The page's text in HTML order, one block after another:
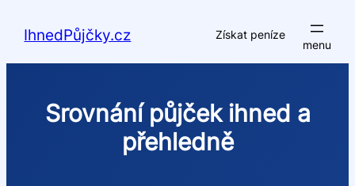
IhnedPůjčky.cz Získat peníze
Srovnání půjček ihned a
přehledně